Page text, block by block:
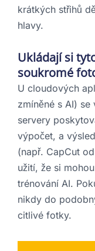
krátkých střihů
hlavy.
Ukládají si
soukromé
U cloudových
zmíněné s AI)
servery
výpočet, a
(např. CapCut
užití, že si
trénování AI.
nikdy do
citlivé fotky.